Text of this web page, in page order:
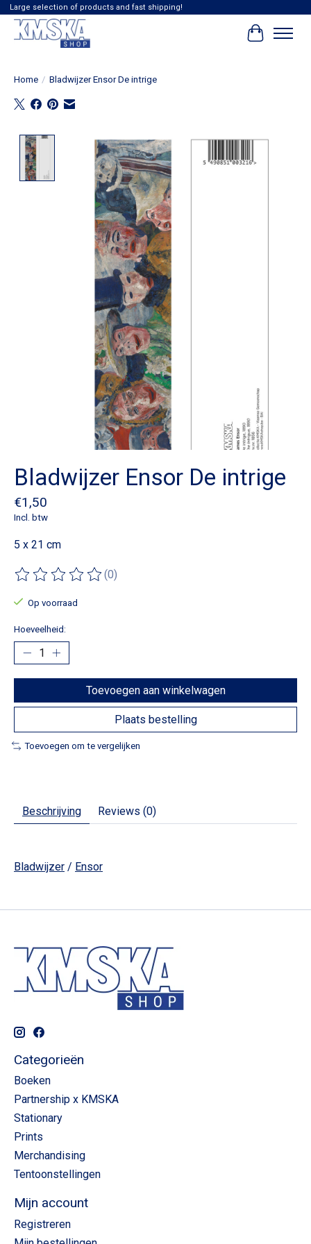
Large selection of products and fast shipping!
Home / Bladwijzer Ensor De intrige
Product image slideshow Items
Bladwijzer Ensor De intrige
€1,50
Incl. btw
5 x 21 cm
De beoordeling van dit product is
(0)
Op voorraad
Hoeveelheid:
Toevoegen aan winkelwagen
Plaats bestelling
Toevoegen om te vergelijken
Beschrijving Reviews (0)
Bladwijzer / Ensor
Categorieën
Boeken
Partnership x KMSKA
Stationary
Prints
Merchandising
Tentoonstellingen
Mijn account
Registreren